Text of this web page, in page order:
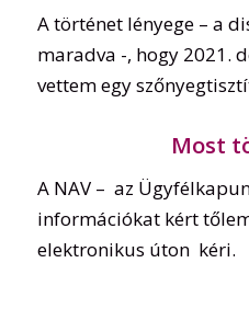
A történet lényege – a
maradva -, hogy 2021.
vettem egy
Most
A NAV – az
információkat kért
elektronikus úton kéri.